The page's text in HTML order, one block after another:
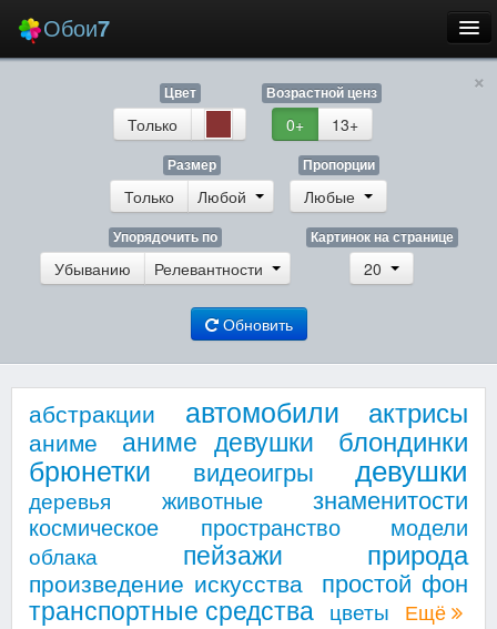
Обои7
Заставки
Вход
×
Цвет
Только
Возрастной ценз
0+ 13+
Размер
Только Любой
Пропорции
Любые
Упорядочить по
Убыванию Релевантности
Картинок на странице
20
Обновить
абстракции автомобили актрисы
аниме аниме девушки блондинки
брюнетки видеоигры девушки
деревья животные знаменитости
космическое пространство модели
облака пейзажи природа
произведение искусства простой фон
транспортные средства цветы Ещё